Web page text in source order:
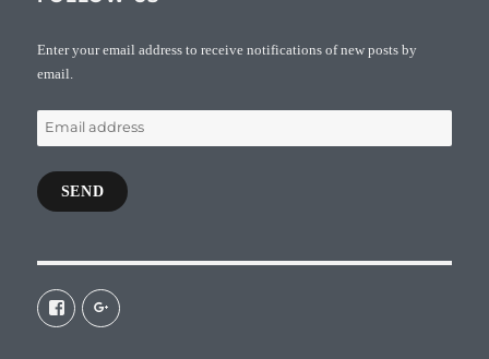
Enter your email address to receive notifications of new posts by
email.
Email
address
SEND
View
galaxiepasteur’s
profile
View
112462204827863790232’s